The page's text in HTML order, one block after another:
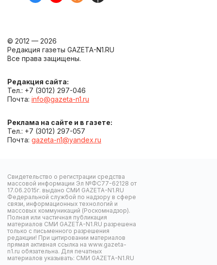
© 2012 — 2026
Редакция газеты GAZETA-N1.RU
Все права защищены.
Редакция сайта:
Тел.: +7 (3012) 297-046
Почта: info@gazeta-n1.ru
Реклама на сайте и в газете:
Тел.: +7 (3012) 297-057
Почта: gazeta-n1@yandex.ru
Свидетельство о регистрации средства
массовой информации Эл №ФС77-62128 от
17.06.2015г. выдано СМИ GAZETA-N1.RU
Федеральной службой по надзору в сфере
связи, информационных технологий и
массовых коммуникаций (Роскомнадзор).
Полная или частичная публикация
материалов СМИ GAZETA-N1.RU разрешена
только с письменного разрешения
редакции! При цитировании материалов
прямая активная ссылка на www.gazeta-
n1.ru обязательна. Для печатных
материалов указывать: СМИ GAZETA-N1.RU